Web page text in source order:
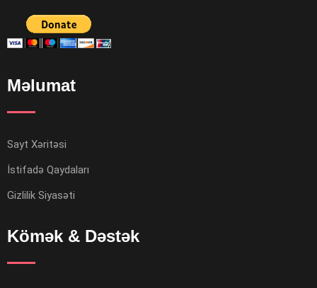
Məlumat
Sayt Xəritəsi
İstifadə Qaydaları
Gizlilik Siyasəti
Kömək & Dəstək